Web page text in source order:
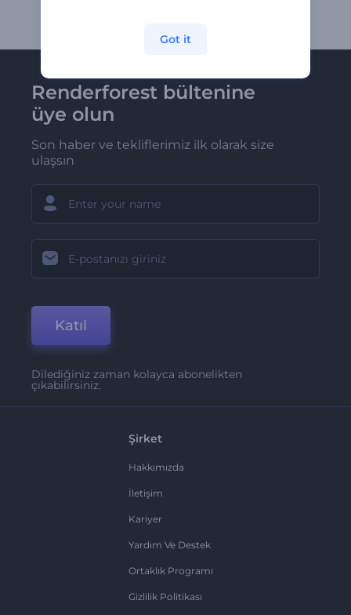
Renderforest bültenine
üye olun
Son haber ve tekliflerimiz ilk olarak size
ulaşsın
Katıl
Dilediğiniz zaman kolayca abonelikten
çıkabilirsiniz.
Şirket
Hakkımızda
İletişim
Kariyer
Yardım Ve Destek
Ortaklık Programı
Gizlilik Politikası
Got it